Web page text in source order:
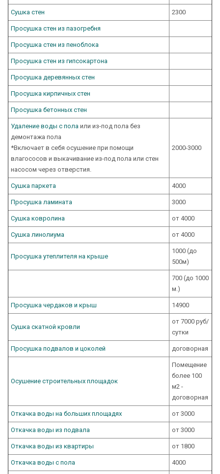
Сушка стен 2300
Просушка стен из пазогребня
Просушка стен из пеноблока
Просушка стен из гипсокартона
Просушка деревянных стен
Просушка кирпичных стен
Просушка бетонных стен
Удаление воды с пола или из-под пола без
демонтажа пола
*Включает в себя осушение при помощи
влагососов и выкачивание из-под пола или стен
насосом через отверстия.
2000-3000
Сушка паркета 4000
Просушка ламината 3000
Сушка ковролина от 4000
Сушка линолиума от 4000
Просушка утеплителя на крыше
1000 (до
500м)
700 (до 1000
м.)
Просушка чердаков и крыш 14900
Сушка скатной кровли
от 7000 руб/
сутки
Просушка подвалов и цоколей договорная
Осушение строительных площадок
Помещение
более 100
м2 -
договорная
Откачка воды на больших площадях от 3000
Откачка воды из подвала от 3000
Откачка воды из квартиры от 1800
Откачка воды с пола 4000